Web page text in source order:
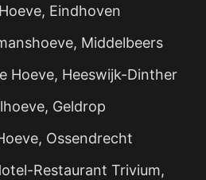
Eindhoven
Middelbeers
Hoeve, Heeswijk-Dinther
Geldrop
Ossendrecht
Restaurant Trivium,